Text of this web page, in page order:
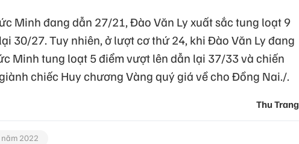
Minh đang dẫn 27/21, Đào Văn Ly xuất sắc tung loạt 9
30/27. Tuy nhiên, ở lượt cơ thứ 24, khi Đào Văn Ly đang
Minh tung loạt 5 điểm vượt lên dẫn lại 37/33 và chiến
chiếc Huy chương Vàng quý giá về cho Đồng Nai./.
Thu Trang
2022